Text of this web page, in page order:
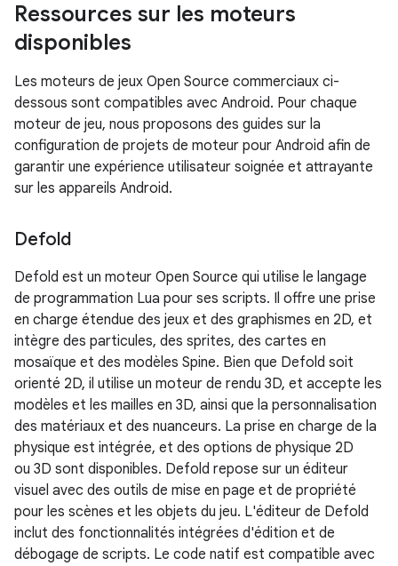
Ressources sur les moteurs
disponibles
Les moteurs de jeux Open Source commerciaux ci-
dessous sont compatibles avec Android. Pour chaque
moteur de jeu, nous proposons des guides sur la
configuration de projets de moteur pour Android afin de
garantir une expérience utilisateur soignée et attrayante
sur les appareils Android.
Defold
Defold est un moteur Open Source qui utilise le langage
de programmation Lua pour ses scripts. Il offre une prise
en charge étendue des jeux et des graphismes en 2D, et
intègre des particules, des sprites, des cartes en
mosaïque et des modèles Spine. Bien que Defold soit
orienté 2D, il utilise un moteur de rendu 3D, et accepte les
modèles et les mailles en 3D, ainsi que la personnalisation
des matériaux et des nuanceurs. La prise en charge de la
physique est intégrée, et des options de physique 2D
ou 3D sont disponibles. Defold repose sur un éditeur
visuel avec des outils de mise en page et de propriété
pour les scènes et les objets du jeu. L'éditeur de Defold
inclut des fonctionnalités intégrées d'édition et de
débogage de scripts. Le code natif est compatible avec